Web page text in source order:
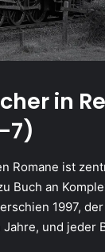
in
Romane ist
Buch an
1997,
und jeder